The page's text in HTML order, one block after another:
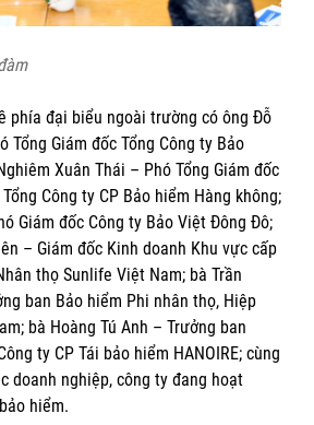
phía đại biểu ngoài trường có ông Đỗ
Tổng Giám đốc Tổng Công ty Bảo
Xuân Thái – Phó Tổng Giám đốc
Công ty CP Bảo hiểm Hàng không;
Giám đốc Công ty Bảo Việt Đông Đô;
– Giám đốc Kinh doanh Khu vực cấp
thọ Sunlife Việt Nam; bà Trần
ban Bảo hiểm Phi nhân thọ, Hiệp
bà Hoàng Tú Anh – Trưởng ban
ty CP Tái bảo hiểm HANOIRE; cùng
doanh nghiệp, công ty đang hoạt
hiểm.